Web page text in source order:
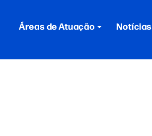
Áreas de Atuação Notícias